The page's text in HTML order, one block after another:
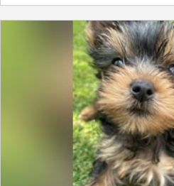
kennenzulernen und viele
verbringen.